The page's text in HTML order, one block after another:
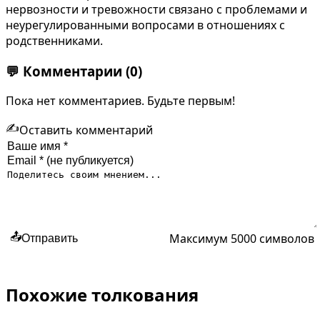
нервозности и тревожности связано с проблемами и
неурегулированными вопросами в отношениях с
родственниками.
💬 Комментарии (0)
Пока нет комментариев. Будьте первым!
✍️Оставить комментарий
📤Отправить Максимум 5000 символов
Похожие толкования